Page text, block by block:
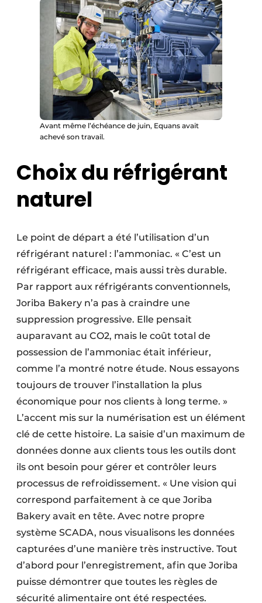
Avant même l’échéance de juin, Equans avait
achevé son travail.
Choix du réfrigérant
naturel
Le point de départ a été l’utilisation d’un
réfrigérant naturel : l’ammoniac. « C’est un
réfrigérant efficace, mais aussi très durable.
Par rapport aux réfrigérants conventionnels,
Joriba Bakery n’a pas à craindre une
suppression progressive. Elle pensait
auparavant au CO2, mais le coût total de
possession de l’ammoniac était inférieur,
comme l’a montré notre étude. Nous essayons
toujours de trouver l’installation la plus
économique pour nos clients à long terme. »
L’accent mis sur la numérisation est un élément
clé de cette histoire. La saisie d’un maximum de
données donne aux clients tous les outils dont
ils ont besoin pour gérer et contrôler leurs
processus de refroidissement. « Une vision qui
correspond parfaitement à ce que Joriba
Bakery avait en tête. Avec notre propre
système SCADA, nous visualisons les données
capturées d’une manière très instructive. Tout
d’abord pour l’enregistrement, afin que Joriba
puisse démontrer que toutes les règles de
sécurité alimentaire ont été respectées.